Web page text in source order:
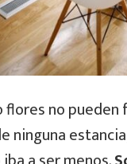
flores no pueden
ninguna